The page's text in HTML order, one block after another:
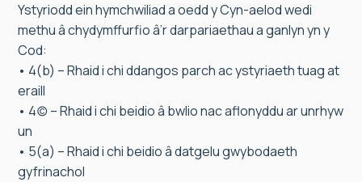
Ystyriodd ein hymchwiliad a oedd y Cyn-aelod wedi
methu â chydymffurfio â’r darpariaethau a ganlyn yn y
Cod:
• 4(b) – Rhaid i chi ddangos parch ac ystyriaeth tuag at
eraill
• 4(c) – Rhaid i chi beidio â bwlio nac aflonyddu ar unrhyw
un
• 5(a) – Rhaid i chi beidio â datgelu gwybodaeth
gyfrinachol